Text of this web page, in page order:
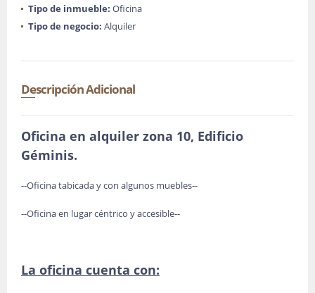
Tipo de inmueble: Oficina
Tipo de negocio: Alquiler
Descripción Adicional
Oficina en alquiler zona 10, Edificio
Géminis.
--Oficina tabicada y con algunos muebles--
--Oficina en lugar céntrico y accesible--
La oficina cuenta con: